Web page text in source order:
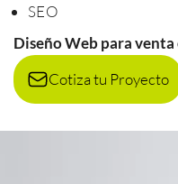
SEO
Diseño Web para venta
Cotiza tu Proyecto